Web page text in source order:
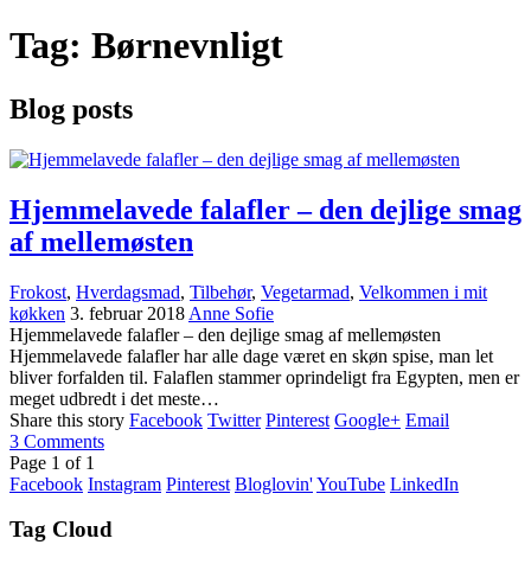
Tag: Børnevnligt
Blog posts
Hjemmelavede falafler – den dejlige smag
af mellemøsten
Frokost, Hverdagsmad, Tilbehør, Vegetarmad, Velkommen i mit
køkken 3. februar 2018 Anne Sofie
Hjemmelavede falafler – den dejlige smag af mellemøsten
Hjemmelavede falafler har alle dage været en skøn spise, man let
bliver forfalden til. Falaflen stammer oprindeligt fra Egypten, men er
meget udbredt i det meste…
Share this story Facebook Twitter Pinterest Google+ Email
3 Comments
Page 1 of 1
Facebook Instagram Pinterest Bloglovin'YouTube LinkedIn
Tag Cloud